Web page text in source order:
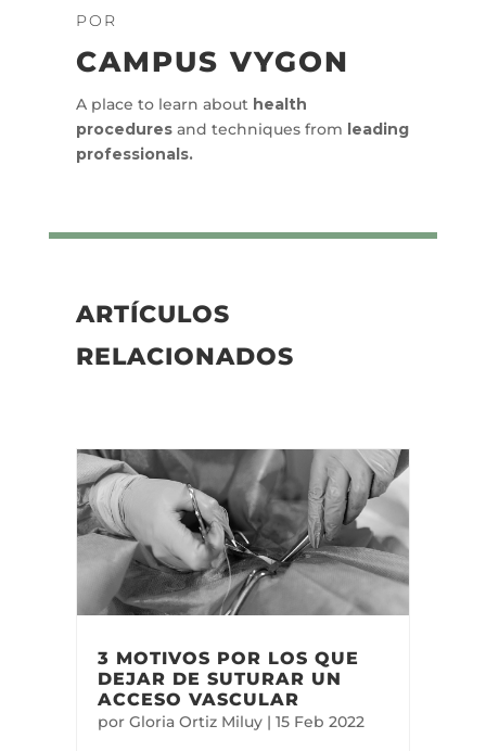
POR
CAMPUS VYGON
A place to learn about health
proceduresand techniques from leading
professionals.
ARTÍCULOS
RELACIONADOS
3 MOTIVOS POR LOS QUE
DEJAR DE SUTURAR UN
ACCESO VASCULAR
por Gloria Ortiz Miluy| 15 Feb 2022